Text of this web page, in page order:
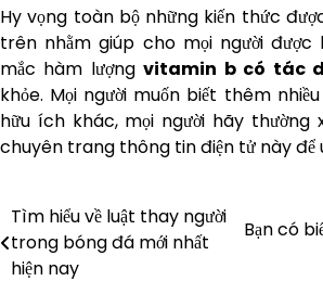
Hy vọng toàn bộ những kiến thức
trên nhằm giúp cho mọi người được
mắc hàm lượngvitamin b có tác
khỏe. Mọi người muốn biết thêm
hữu ích khác, mọi người hãy thường
chuyên trang thông tin điện tử này để
Điều
hướng
Tìm hiểu về luật thay người
trong bóng đá mới nhất
hiện nay
Bạn có